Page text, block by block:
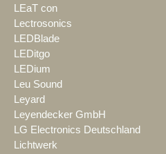
LEaT con
Lectrosonics
LEDBlade
LEDitgo
LEDium
Leu Sound
Leyard
Leyendecker GmbH
LG Electronics Deutschland
Lichtwerk